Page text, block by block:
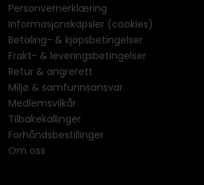
Personvernerklæring
Informasjonskapsler (cookies)
Betaling- & kjøpsbetingelser
Frakt- & leveringsbetingelser
Retur & angrerett
Miljø & samfunnsansvar
Medlemsvilkår
Tilbakekallinger
Forhåndsbestillinger
Om oss